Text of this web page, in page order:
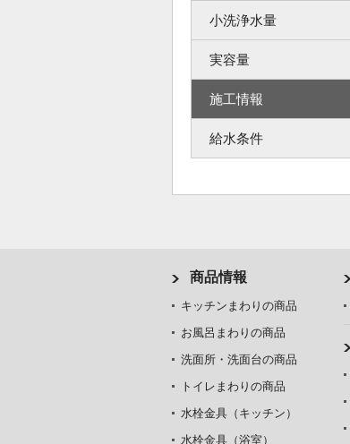
小洗浄水量
実容量
施工情報
給水条件
商品情報
キッチンまわりの商品
お風呂まわりの商品
洗面所・洗面台の商品
トイレまわりの商品
水栓金具（キッチン）
水栓金具（浴室）